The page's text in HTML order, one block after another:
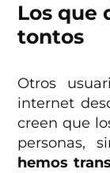
Los que
tontos
Otros
internet
creen que
personas,
hemos